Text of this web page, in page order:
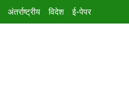
अंतर्राष्ट्रीय विदेश ई-पेपर